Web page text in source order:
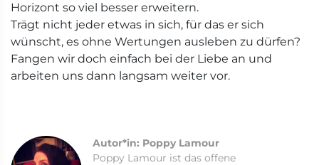
Horizont so viel besser erweitern.
Trägt nicht jeder etwas in sich, für das er sich
wünscht, es ohne Wertungen ausleben zu dürfen?
Fangen wir doch einfach bei der Liebe an und
arbeiten uns dann langsam weiter vor.
Autor*in: Poppy Lamour
Poppy Lamour ist das offene